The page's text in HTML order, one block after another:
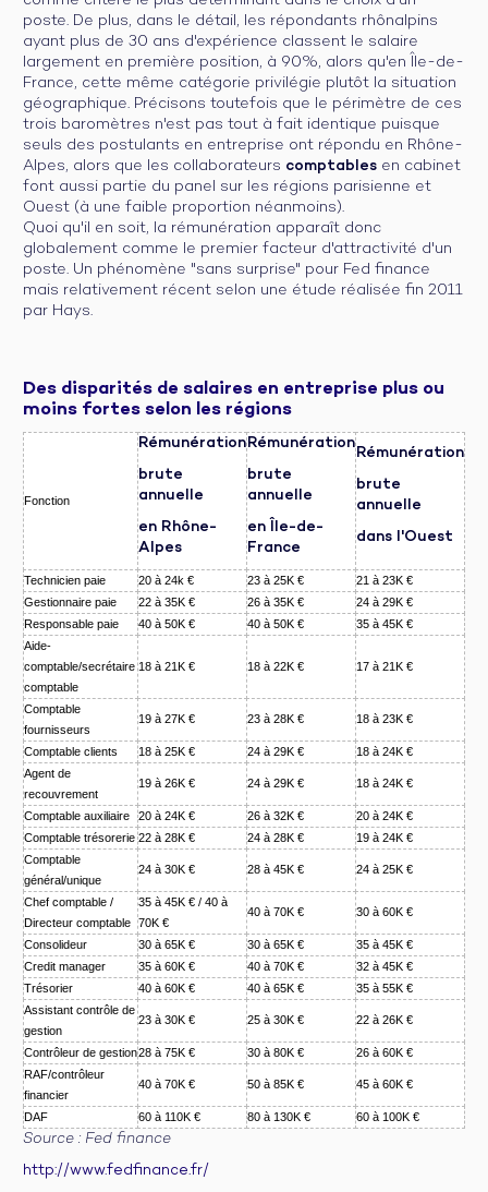
poste. De plus, dans le détail, les répondants rhônalpins
ayant plus de 30 ans d'expérience classent le salaire
largement en première position, à 90%, alors qu'en Île-de-
France, cette même catégorie privilégie plutôt la situation
géographique. Précisons toutefois que le périmètre de ces
trois baromètres n'est pas tout à fait identique puisque
seuls des postulants en entreprise ont répondu en Rhône-
Alpes, alors que les collaborateurs comptables en cabinet
font aussi partie du panel sur les régions parisienne et
Ouest (à une faible proportion néanmoins).
Quoi qu'il en soit, la rémunération apparaît donc
globalement comme le premier facteur d'attractivité d'un
poste. Un phénomène "sans surprise" pour Fed finance
mais relativement récent selon une étude réalisée fin 2011
par Hays.
Des disparités de salaires en entreprise plus ou
moins fortes selon les régions
Fonction
Rémunération
brute
annuelle
en Rhône-
Alpes
Rémunération
brute
annuelle
en Île-de-
France
Rémunération
brute
annuelle
dans l'Ouest
Technicien paie 20 à 24k € 23 à 25K €
21 à 23K €
Gestionnaire paie
22 à 35K € 26 à 35K €
24 à 29K €
Responsable paie
40 à 50K € 40 à 50K €
35 à 45K €
Aide-
comptable/secrétaire
comptable
18 à 21K € 18 à 22K € 17 à 21K €
Comptable
fournisseurs
19 à 27K € 23 à 28K € 18 à 23K €
Comptable clients 18 à 25K € 24 à 29K €
18 à 24K €
Agent de
recouvrement
19 à 26K € 24 à 29K € 18 à 24K €
Comptable auxiliaire 20 à 24K € 26 à 32K €
20 à 24K €
Comptable trésorerie 22 à 28K € 24 à 28K €
19 à 24K €
Comptable
général/unique
24 à 30K € 28 à 45K € 24 à 25K €
Chef comptable /
Directeur comptable
35 à 45K € / 40 à
70K €
40 à 70K € 30 à 60K €
Consolideur 30 à 65K € 30 à 65K €
35 à 45K €
Credit manager
35 à 60K € 40 à 70K €
32 à 45K €
Trésorier
40 à 60K € 40 à 65K €
35 à 55K €
Assistant contrôle de
gestion
23 à 30K € 25 à 30K € 22 à 26K €
Contrôleur de gestion28 à 75K € 30 à 80K €
26 à 60K €
RAF/contrôleur
financier
40 à 70K € 50 à 85K € 45 à 60K €
DAF 60 à 110K € 80 à 130K € 60 à 100K €
Source : Fed finance
http://www.fedfinance.fr/